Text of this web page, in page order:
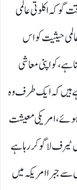
گو کہ اکلوتی عالمی
حیثیت کو اس
،کو اپنی معاشی
ہیں کہ ایک طرف وہ
ہوئے،امریکی معیشت
لاگو کررہا ہے
سے جبرا امریکہ میں